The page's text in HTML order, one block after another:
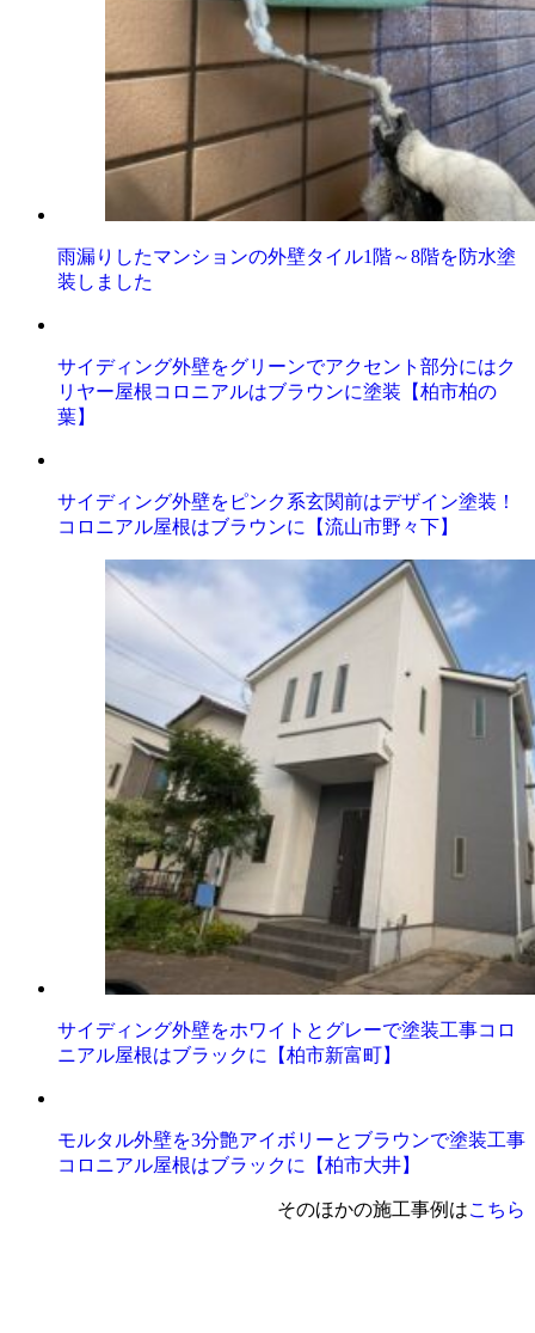
雨漏りしたマンションの外壁タイル1階～8階を防水塗
装しました
サイディング外壁をグリーンでアクセント部分にはク
リヤー屋根コロニアルはブラウンに塗装【柏市柏の
葉】
サイディング外壁をピンク系玄関前はデザイン塗装！
コロニアル屋根はブラウンに【流山市野々下】
サイディング外壁をホワイトとグレーで塗装工事コロ
ニアル屋根はブラックに【柏市新富町】
モルタル外壁を3分艶アイボリーとブラウンで塗装工事
コロニアル屋根はブラックに【柏市大井】
そのほかの施工事例はこちら